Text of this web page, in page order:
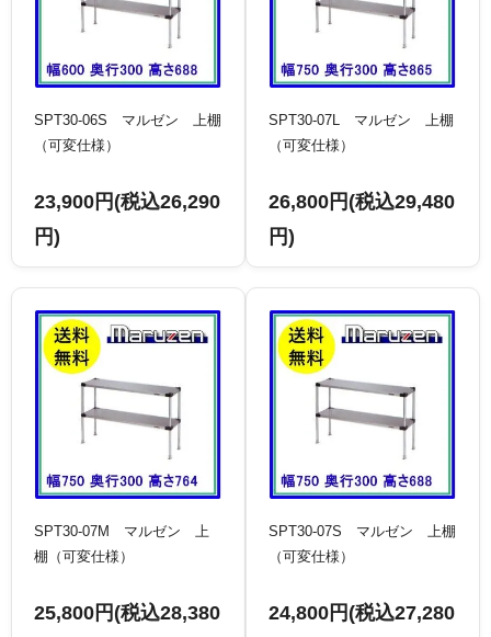
SPT30-06S マルゼン 上棚
（可変仕様）
23,900円(税込26,290
円)
SPT30-07L マルゼン 上棚
（可変仕様）
26,800円(税込29,480
円)
SPT30-07M マルゼン 上
棚（可変仕様）
25,800円(税込28,380
SPT30-07S マルゼン 上棚
（可変仕様）
24,800円(税込27,280